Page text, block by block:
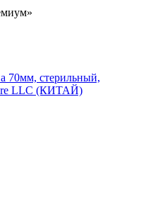
70мм, стерильный,
LLC (КИТАЙ)